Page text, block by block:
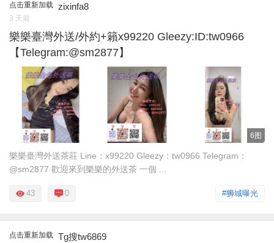
点击重新加载 zixinfa8
3 天前
樂樂臺灣外送/外約+籟x99220 Gleezy:ID:tw0966
【Telegram:@sm2877】
6图
樂樂臺灣外送茶莊 Line：x99220 Gleezy：tw0966 Telegram：
@sm2877 歡迎來到樂樂的外送茶 一個 ...
#狮城曝光
43 0
点击重新加载 Tg搜tw6869